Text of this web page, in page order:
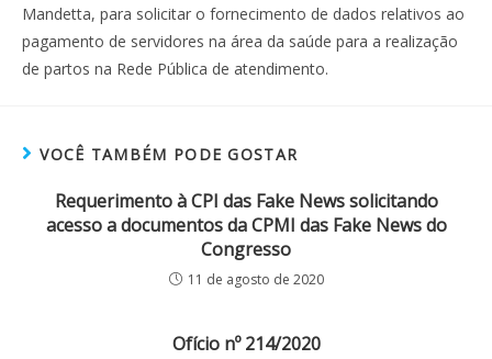
Mandetta, para solicitar o fornecimento de dados relativos ao
pagamento de servidores na área da saúde para a realização
de partos na Rede Pública de atendimento.
VOCÊ TAMBÉM PODE GOSTAR
Requerimento à CPI das Fake News solicitando
acesso a documentos da CPMI das Fake News do
Congresso
11 de agosto de 2020
Ofício nº 214/2020